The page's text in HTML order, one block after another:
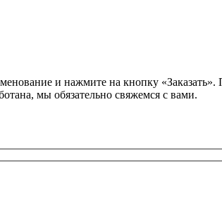
и нажмите на кнопку
мы обязательно свяжемся с вами.